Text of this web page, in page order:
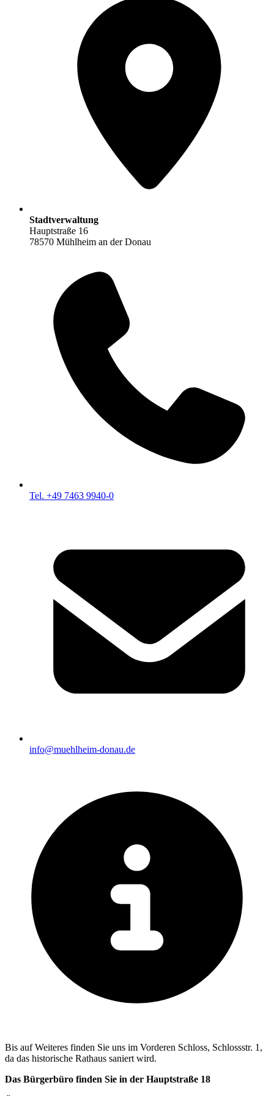
Stadtverwaltung
Hauptstraße 16
78570 Mühlheim an der Donau
Tel. +49 7463 9940-0
info@muehlheim-donau.de
Bis auf Weiteres finden Sie uns im Vorderen Schloss, Schlossstr. 1,
da das historische Rathaus saniert wird.
Das Bürgerbüro finden Sie in der Hauptstraße 18